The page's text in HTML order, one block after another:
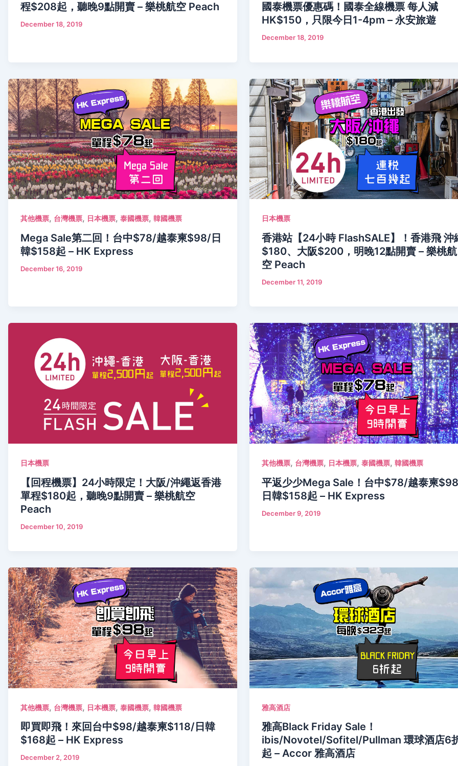
程$208起，聽晚9點開賣 – 樂桃航空 Peach
December 18, 2019
國泰機票優惠碼！國泰全線機票 每人減
HK$150，只限今日1-4pm – 永安旅遊
December 18, 2019
其他機票, 台灣機票, 日本機票, 泰國機票, 韓國機票
Mega Sale第二回！台中$78/越泰柬$98/日
韓$158起 – HK Express
December 16, 2019
日本機票
香港站【24小時 FlashSALE】！香港飛 沖
$180、大阪$200，明晚12點開賣 – 樂桃航
空 Peach
December 11, 2019
日本機票
【回程機票】24小時限定！大阪/沖繩返香港
單程$180起，聽晚9點開賣 – 樂桃航空
Peach
December 10, 2019
其他機票, 台灣機票, 日本機票,泰國機票,韓國機票
平返少少Mega Sale！台中$78/越泰柬
日韓$158起 – HK Express
December 9, 2019
其他機票, 台灣機票, 日本機票, 泰國機票, 韓國機票
即買即飛！來回台中$98/越泰柬$118/日韓
$168起 – HK Express
December 2, 2019
雅高酒店
雅高Black Friday Sale！
ibis/Novotel/Sofitel/Pullman 環球酒店6
起 – Accor 雅高酒店